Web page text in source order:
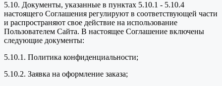
5.10. Документы, указанные в пунктах 5.10.1 - 5.10.4
настоящего Соглашения регулируют в соответствующей части
и распространяют свое действие на использование
Пользователем Сайта. В настоящее Соглашение включены
следующие документы:
5.10.1. Политика конфиденциальности;
5.10.2. Заявка на оформление заказа;